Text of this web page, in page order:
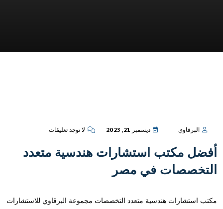
البرقاوي ديسمبر 21, 2023 لا توجد تعليقات
أفضل مكتب استشارات هندسية متعدد
التخصصات في مصر
مكتب استشارات هندسية متعدد التخصصات مجموعة البرقاوي للاستشارات